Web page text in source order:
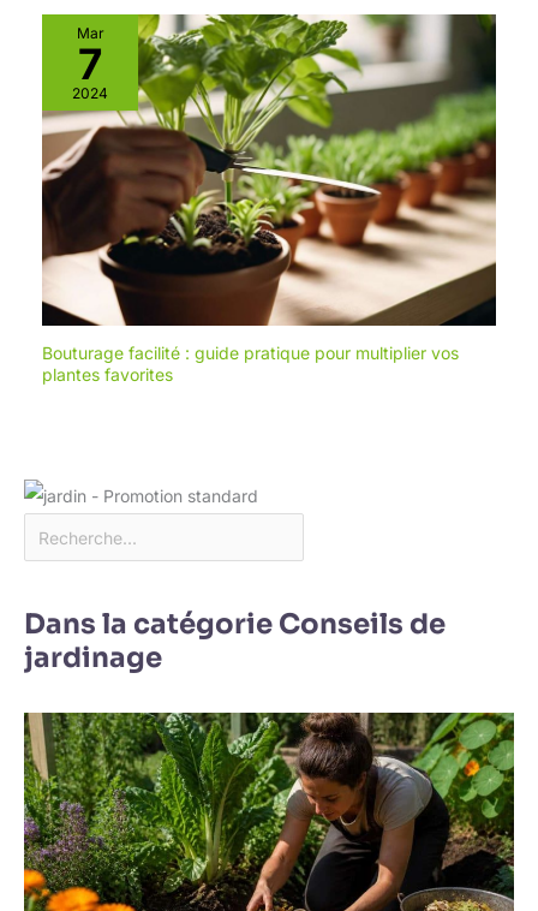
Mar
7
2024
Bouturage facilité : guide pratique pour multiplier vos
plantes favorites
Dans la catégorie Conseils de
jardinage